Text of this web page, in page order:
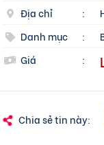
Địa chỉ
:
Danh mục
:
Giá
:
Chia sẻ tin này: